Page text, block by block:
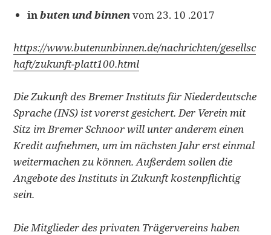
inbuten und binnenvom 23. 10 .2017
https://www.butenunbinnen.de/nachrichten/gesellsc
haft/zukunft-platt100.html
Die Zukunft des Bremer Instituts für Niederdeutsche
Sprache (INS) ist vorerst gesichert. Der Verein mit
Sitz im Bremer Schnoor will unter anderem einen
Kredit aufnehmen, um im nächsten Jahr erst einmal
weitermachen zu können. Außerdem sollen die
Angebote des Instituts in Zukunft kostenpflichtig
sein.
Die Mitglieder des privaten Trägervereins haben